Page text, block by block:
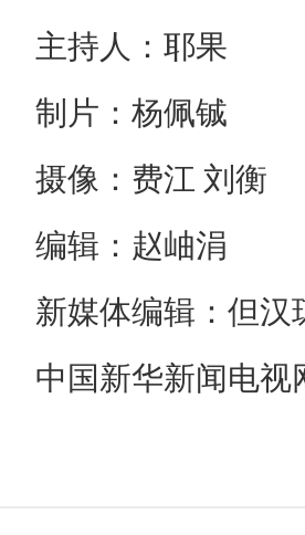
主持人：耶果
制片：杨佩铖
摄像：费江 刘衡
编辑：赵岫涓
新媒体编辑：但汉
中国新华新闻电视